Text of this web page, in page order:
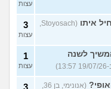
עצות
איתו
(Stoyosach,
3
עצות
לשנה
1
עצות
(אנונימי, בן 36,